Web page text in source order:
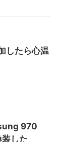
したら心温
970
した